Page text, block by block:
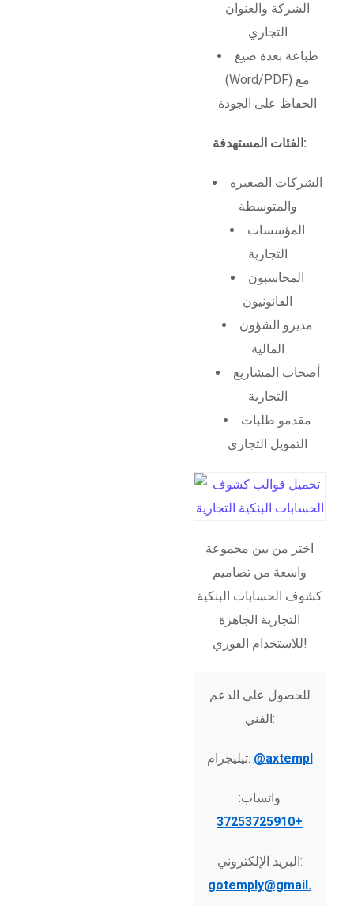
الشركة والعنوان
التجاري
طباعة بعدة صيغ
(Word/PDF) مع
الحفاظ على الجودة
الفئات المستهدفة:
الشركات الصغيرة
والمتوسطة
المؤسسات
التجارية
المحاسبون
القانونيون
مديرو الشؤون
المالية
أصحاب المشاريع
التجارية
مقدمو طلبات
التمويل التجاري
اختر من بين مجموعة
واسعة من تصاميم
كشوف الحسابات البنكية
التجارية الجاهزة
للاستخدام الفوري!
للحصول على الدعم
الفني:
تيليجرام: @axtempl
واتساب:
+37253725910
البريد الإلكتروني:
gotemply@gmail.